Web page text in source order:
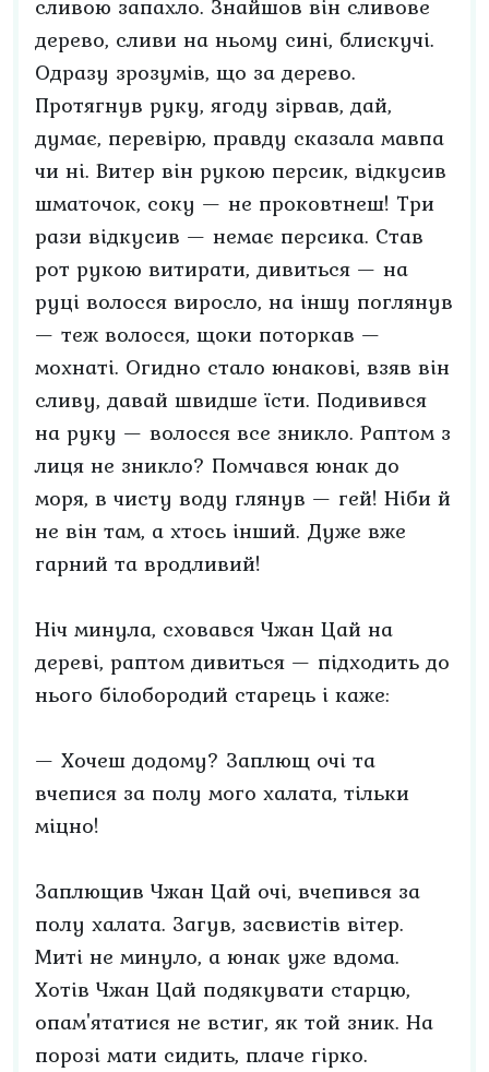
сливою запахло. Знайшов він сливове
дерево, сливи на ньому сині, блискучі.
Одразу зрозумів, що за дерево.
Протягнув руку, ягоду зірвав, дай,
думає, перевірю, правду сказала мавпа
чи ні. Витер він рукою персик, відкусив
шматочок, соку — не проковтнеш! Три
рази відкусив — немає персика. Став
рот рукою витирати, дивиться — на
руці волосся виросло, на іншу поглянув
— теж волосся, щоки поторкав —
мохнаті. Огидно стало юнакові, взяв він
сливу, давай швидше їсти. Подивився
на руку — волосся все зникло. Раптом з
лиця не зникло? Помчався юнак до
моря, в чисту воду глянув — гей! Ніби й
не він там, а хтось інший. Дуже вже
гарний та вродливий!
Ніч минула, сховався Чжан Цай на
дереві, раптом дивиться — підходить до
нього білобородий старець і каже:
— Хочеш додому? Заплющ очі та
вчепися за полу мого халата, тільки
міцно!
Заплющив Чжан Цай очі, вчепився за
полу халата. Загув, засвистів вітер.
Миті не минуло, а юнак уже вдома.
Хотів Чжан Цай подякувати старцю,
опам'ятатися не встиг, як той зник. На
порозі мати сидить, плаче гірко.